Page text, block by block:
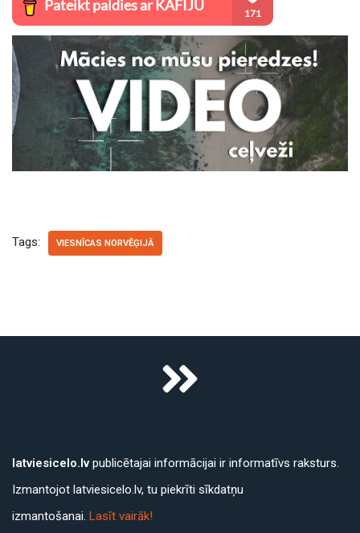
Tags: VIESNĪCAS NORVĒĢIJĀ
latviesicelo.lv publicētajai informācijai ir informatīvs raksturs.
Izmantojot latviesicelo.lv, tu piekrīti sīkdatņu
izmantošanai. Lasīt vairāk!